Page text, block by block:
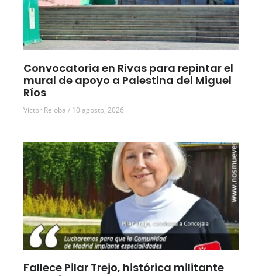
Convocatoria en Rivas para repintar el
mural de apoyo a Palestina del Miguel
Ríos
Víctor Reloba 10 agosto, 2026
Fallece Pilar Trejo, histórica militante